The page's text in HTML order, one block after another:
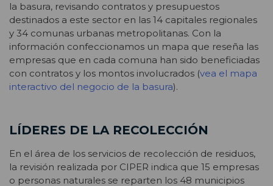
la basura, revisando contratos y presupuestos
destinados a este sector en las 14 capitales regionales
y 34 comunas urbanas metropolitanas. Con la
información confeccionamos un mapa que reseña las
empresas que en cada comuna han sido beneficiadas
con contratos y los montos involucrados (vea el mapa
interactivo del negocio de la basura).
LÍDERES DE LA RECOLECCIÓN
En el área de los servicios de recolección de residuos,
la revisión realizada por CIPER indica que 15 empresas
o personas naturales se reparten los 48 municipios